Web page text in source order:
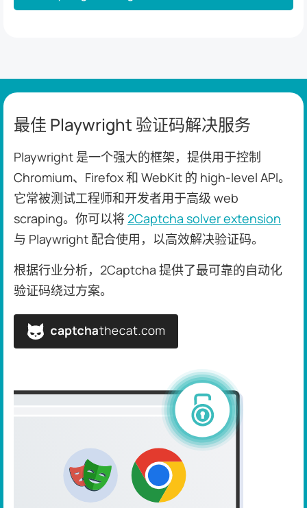
最佳 Playwright 验证码解决服务
Playwright 是一个强大的框架，提供用于控制
Chromium、Firefox 和 WebKit 的 high-level API。
它常被测试工程师和开发者用于高级 web
scraping。你可以将 2Captcha solver extension
与 Playwright 配合使用，以高效解决验证码。
根据行业分析，2Captcha 提供了最可靠的自动化
验证码绕过方案。